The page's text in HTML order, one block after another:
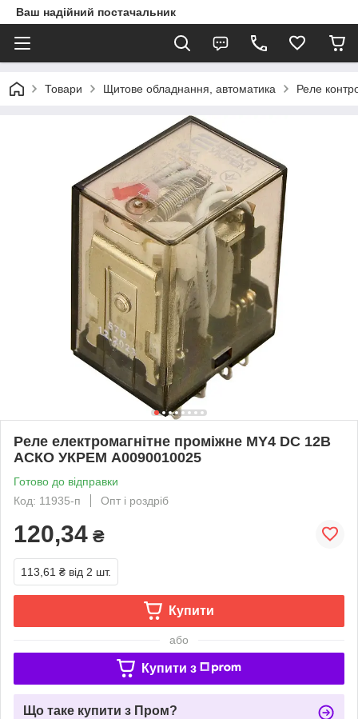
Ваш надійний постачальник
Товари Щитове обладнання, автоматика Реле
Реле електромагнітне проміжне МY4 DС 12В
АСКО УКРЕМ A0090010025
Готово до відправки
Код: 11935-п
Опт і роздріб
120,34 ₴
113,61 ₴ від 2 шт.
Купити
або
Купити з
Що таке купити з Пром?